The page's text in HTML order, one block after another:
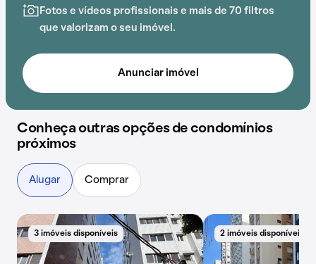
Fotos e vídeos profissionais e mais de 70 filtros
que valorizam o seu imóvel.
Anunciar imóvel
Conheça outras opções de condomínios
próximos
Alugar Comprar
3 imóveis disponíveis 2 imóveis disponíveis